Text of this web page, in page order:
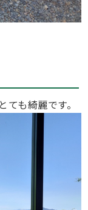
も綺麗です。